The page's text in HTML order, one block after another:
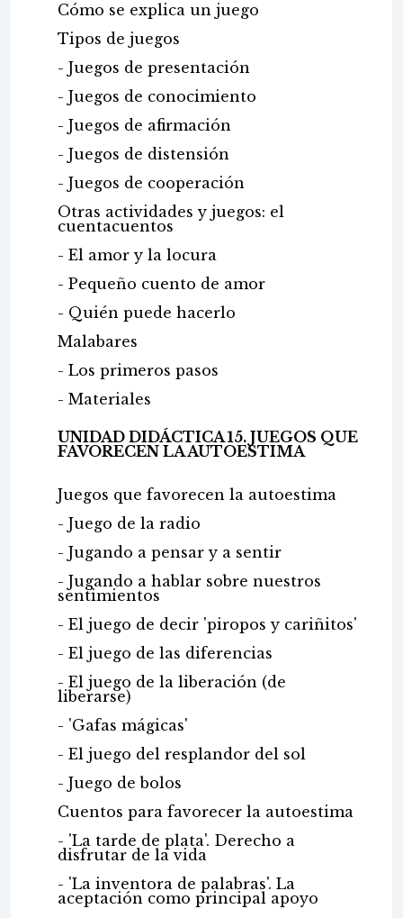
Cómo se explica un juego
Tipos de juegos
- Juegos de presentación
- Juegos de conocimiento
- Juegos de afirmación
- Juegos de distensión
- Juegos de cooperación
Otras actividades y juegos: el
cuentacuentos
- El amor y la locura
- Pequeño cuento de amor
- Quién puede hacerlo
Malabares
- Los primeros pasos
- Materiales
UNIDAD DIDÁCTICA 15. JUEGOS QUE
FAVORECEN LA AUTOESTIMA
Juegos que favorecen la autoestima
- Juego de la radio
- Jugando a pensar y a sentir
- Jugando a hablar sobre nuestros
sentimientos
- El juego de decir 'piropos y cariñitos'
- El juego de las diferencias
- El juego de la liberación (de
liberarse)
- 'Gafas mágicas'
- El juego del resplandor del sol
- Juego de bolos
Cuentos para favorecer la autoestima
- 'La tarde de plata'. Derecho a
disfrutar de la vida
- 'La inventora de palabras'. La
aceptación como principal apoyo